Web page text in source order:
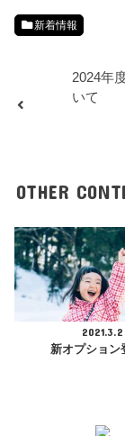
新着情報
2024年
いて
OTHER
2021.3.2
新オプション